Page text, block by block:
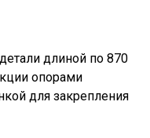
длиной по 870
опорами
для закрепления